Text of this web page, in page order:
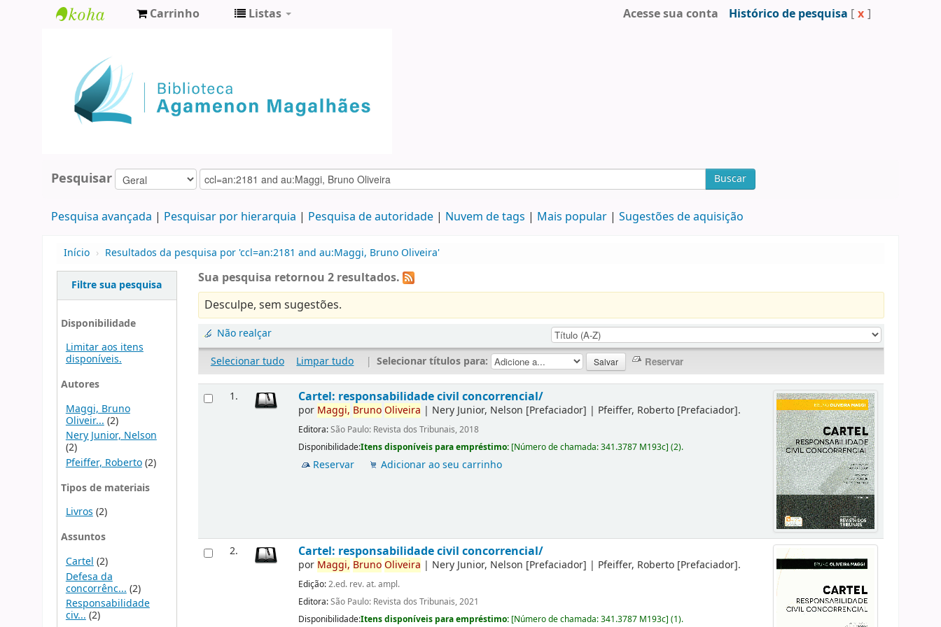
Agamenon
Magalhães
Carrinho Listas Acesse sua conta Histórico de pesquisa [ x ]
Pesquisar Buscar
Pesquisa avançada Pesquisar por hierarquia Pesquisa de autoridade Nuvem de tags Mais popular Sugestões de aquisição
Início › Resultados da pesquisa por 'ccl=an:2181 and au:Maggi, Bruno Oliveira'
Filtre sua pesquisa
Disponibilidade
Limitar aos itens
disponíveis.
Autores
Maggi, Bruno
Oliveir... (2)
Nery Junior, Nelson
(2)
Pfeiffer, Roberto(2)
Tipos de materiais
Livros(2)
Assuntos
Cartel (2)
Defesa da
concorrênc... (2)
Responsabilidade
civ...(2)
Sua pesquisa retornou 2 resultados.
Desculpe, sem sugestões.
Não realçar
Selecionar tudo
Limpar tudo | Selecionar títulos para:
1. Cartel: responsabilidade civil concorrencial/
por Maggi, BrunoOliveira | Nery Junior, Nelson [Prefaciador] | Pfeiffer, Roberto [Prefaciador].
Editora:São Paulo: Revista dos Tribunais, 2018
Disponibilidade:Itens disponíveis para empréstimo: [Número de chamada:341.3787 M193c](2).
Reservar Adicionar ao seu carrinho
2. Cartel: responsabilidade civil concorrencial/
por Maggi, BrunoOliveira | Nery Junior, Nelson [Prefaciador] | Pfeiffer, Roberto [Prefaciador].
Edição:2.ed. rev. at. ampl.
Editora:São Paulo: Revista dos Tribunais, 2021
Disponibilidade:Itens disponíveis para empréstimo: [Número de chamada:341.3787 M193c](1).